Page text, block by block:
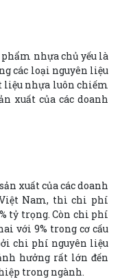
nhựa chủ yếu là
các loại nguyên liệu
liệu nhựa luôn chiếm
xuất của các doanh
xuất của các doanh
Nam, thì chi phí
tỷ trọng. Còn chi phí
với 9% trong cơ cấu
chi phí nguyên liệu
hưởng rất lớn đến
trong ngành.